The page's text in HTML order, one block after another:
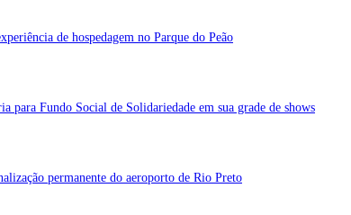
de hospedagem no Parque do Peão
para Fundo Social de Solidariedade em sua grade de shows
permanente do aeroporto de Rio Preto